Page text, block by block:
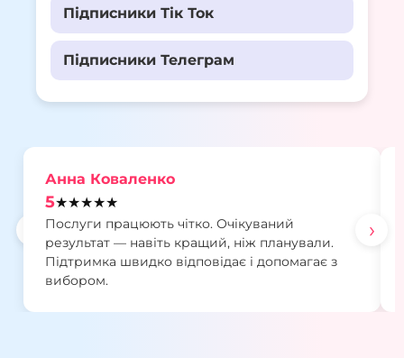
Підписники Тік Ток
Підписники Телеграм
Анна Коваленко
5★★★★★
Послуги працюють чітко. Очікуваний
результат — навіть кращий, ніж планували.
Підтримка швидко відповідає і допомагає з
вибором.
›